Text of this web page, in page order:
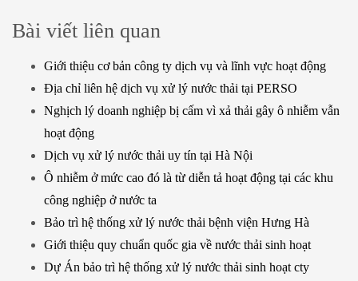
Bài viết liên quan
Giới thiệu cơ bản công ty dịch vụ và lĩnh vực hoạt động
Địa chỉ liên hệ dịch vụ xử lý nước thải tại PERSO
Nghịch lý doanh nghiệp bị cấm vì xả thải gây ô nhiễm vẫn
hoạt động
Dịch vụ xử lý nước thải uy tín tại Hà Nội
Ô nhiễm ở mức cao đó là từ diễn tả hoạt động tại các khu
công nghiệp ở nước ta
Bảo trì hệ thống xử lý nước thải bệnh viện Hưng Hà
Giới thiệu quy chuẩn quốc gia về nước thải sinh hoạt
Dự Án bảo trì hệ thống xử lý nước thải sinh hoạt cty